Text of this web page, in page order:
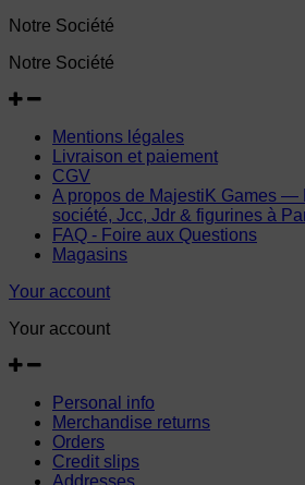
Notre Société
Notre Société
Mentions légales
Livraison et paiement
CGV
A propos de MajestiK Games —
société, Jcc, Jdr & figurines à
FAQ - Foire aux Questions
Magasins
Your account
Your account
Personal info
Merchandise returns
Orders
Credit slips